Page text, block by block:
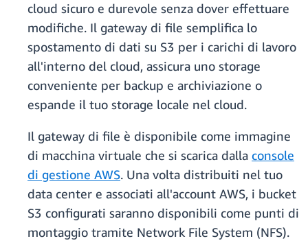
cloud sicuro e durevole senza dover effettuare
modifiche. Il gateway di file semplifica lo
spostamento di dati su S3 per i carichi di lavoro
all'interno del cloud, assicura uno storage
conveniente per backup e archiviazione o
espande il tuo storage locale nel cloud.
Il gateway di file è disponibile come immagine
di macchina virtuale che si scarica dalla console
di gestione AWS. Una volta distribuiti nel tuo
data center e associati all'account AWS, i bucket
S3 configurati saranno disponibili come punti di
montaggio tramite Network File System (NFS).